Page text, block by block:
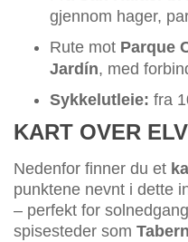
gjennom hager,
Rute mot Parque
Jardín, med
Sykkelutleie: fra
KART OVER
Nedenfor finner du et
punktene nevnt i dette
– perfekt for
spisesteder som